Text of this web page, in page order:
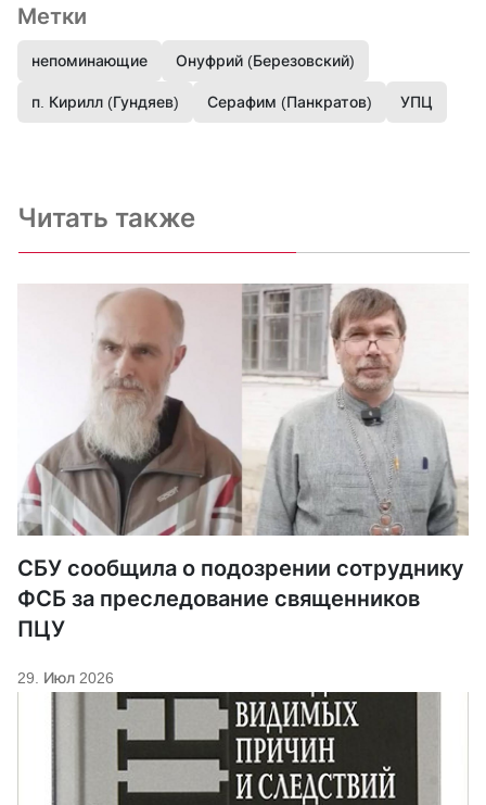
Метки
непоминающие Онуфрий (Березовский)
п. Кирилл (Гундяев) Серафим (Панкратов) УПЦ
Читать также
СБУ сообщила о подозрении сотруднику
ФСБ за преследование священников
ПЦУ
29. Июл 2026